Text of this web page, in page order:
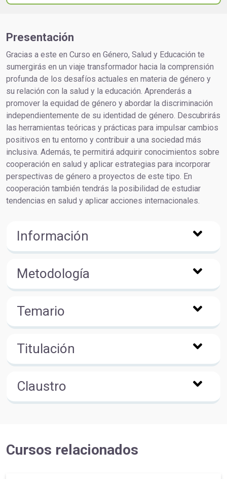
Presentación
Gracias a este en Curso en Género, Salud y Educación te
sumergirás en un viaje transformador hacia la comprensión
profunda de los desafíos actuales en materia de género y
su relación con la salud y la educación. Aprenderás a
promover la equidad de género y abordar la discriminación
independientemente de su identidad de género. Descubrirás
las herramientas teóricas y prácticas para impulsar cambios
positivos en tu entorno y contribuir a una sociedad más
inclusiva. Además, te permitirá adquirir conocimientos sobre
cooperación en salud y aplicar estrategias para incorporar
perspectivas de género a proyectos de este tipo. En
cooperación también tendrás la posibilidad de estudiar
tendencias en salud y aplicar acciones internacionales.
Información
Metodología
Temario
Titulación
Claustro
Cursos relacionados